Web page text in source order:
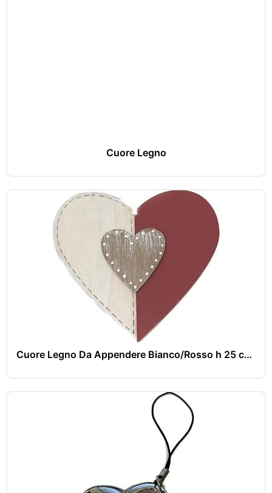
Cuore Legno
Cuore Legno Da Appendere Bianco/Rosso h 25 cm Cf 3 Pz